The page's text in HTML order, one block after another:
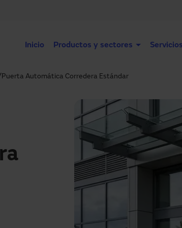
Inicio Productos y sectores Servicios
Puerta Automática Corredera Estándar